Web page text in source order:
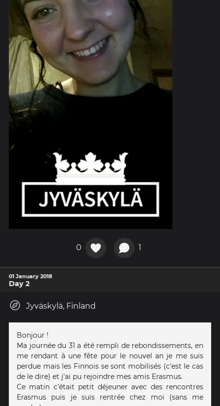
0 1
01 January 2018
Day 2
Jyväskylä, Finland
Bonjour !
Ma journée du 31 a été rempli de rebondissements, en
me rendant à une fête pour le nouvel an je me suis
perdue mais les Finnois se sont mobilisés (c'est le cas
de le dire) et j'ai pu rejoindre mes amis Erasmus.
Ce matin c'était petit déjeuner avec des rencontres
Erasmus puis je suis rentrée chez moi (sans me